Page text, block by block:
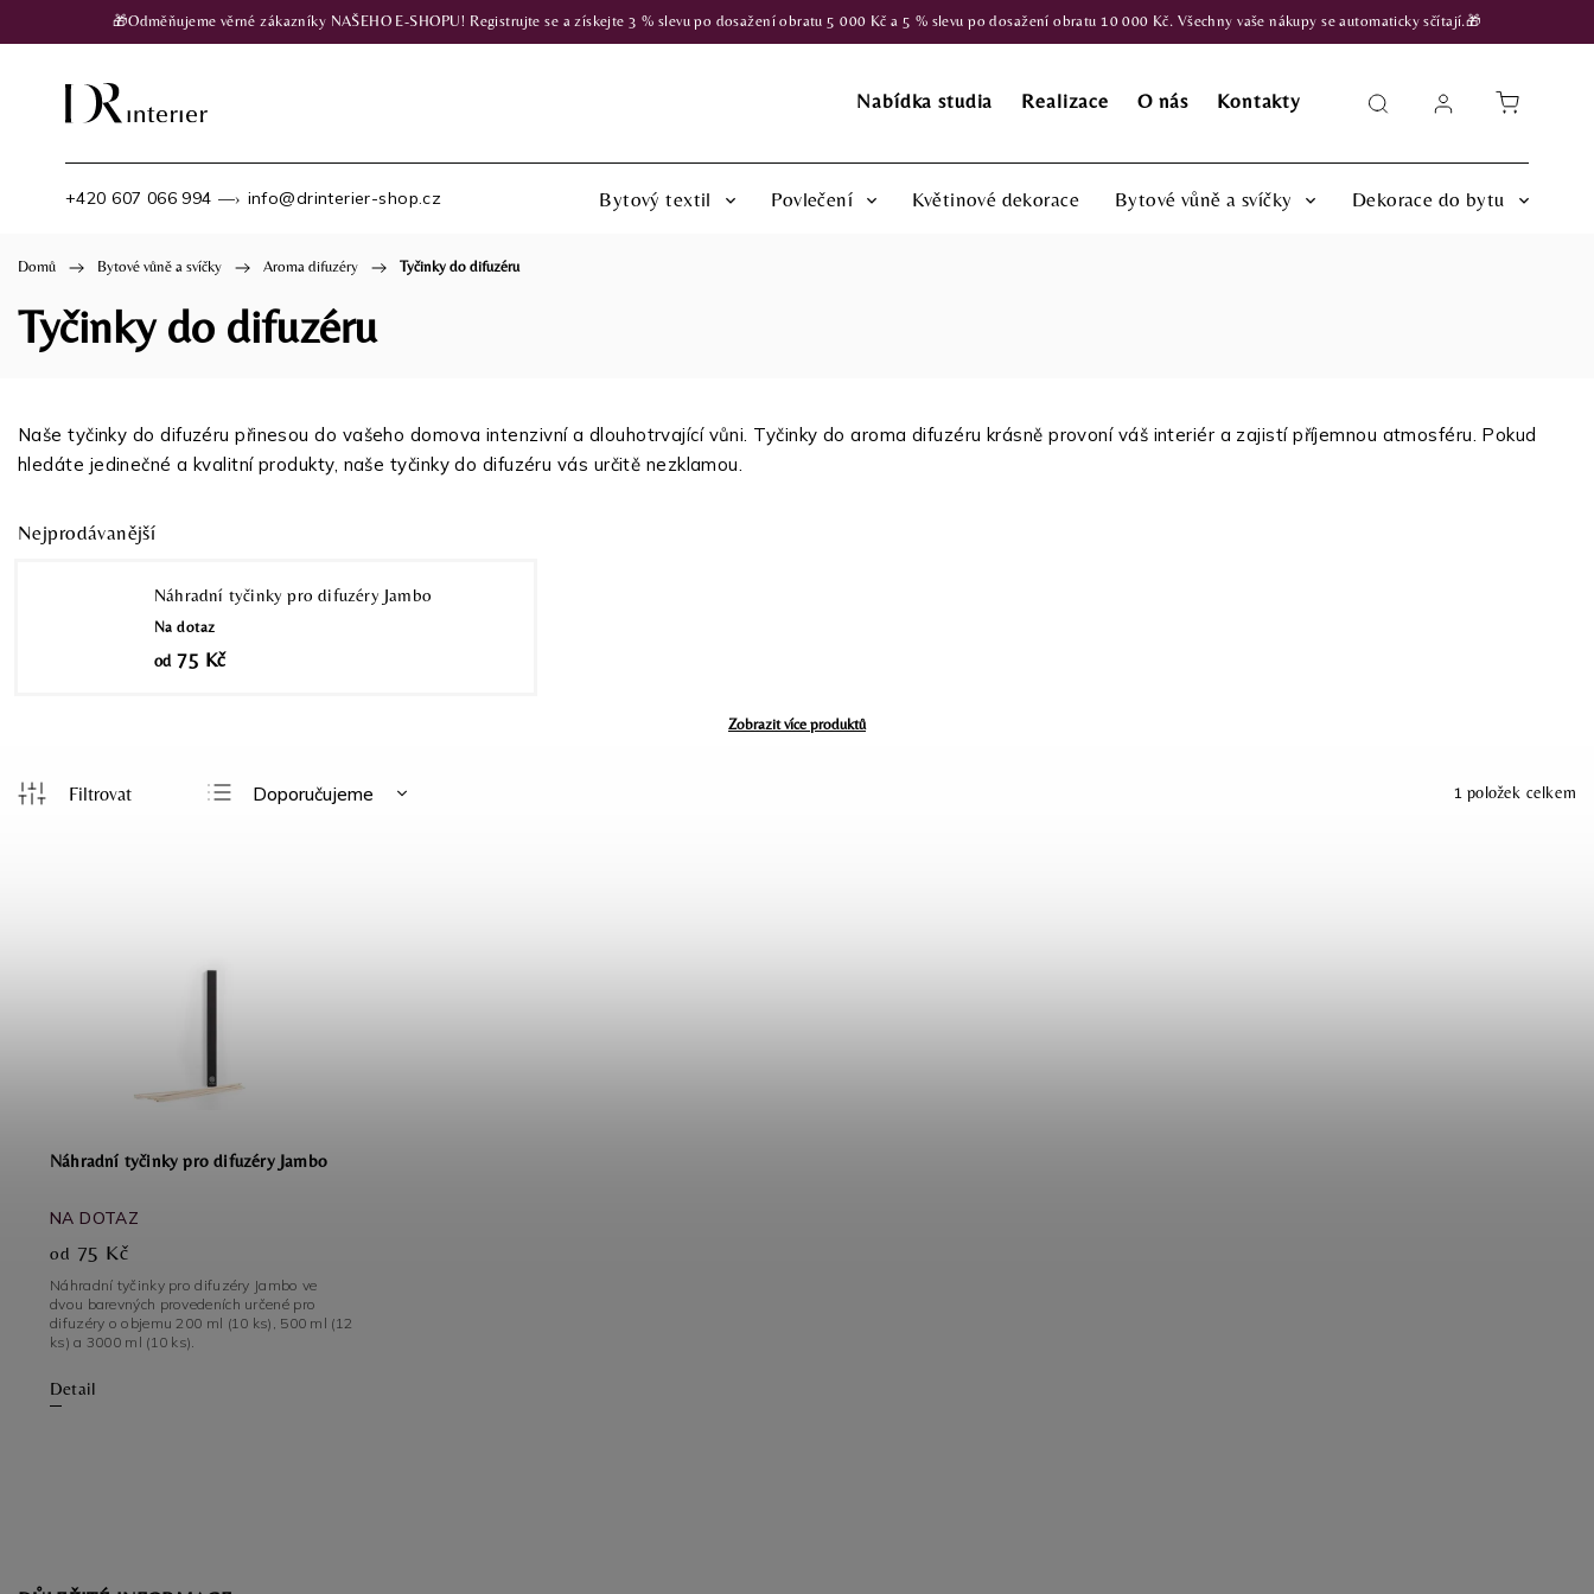
Nabídka studia Realizace O nás Kontakty
+420 607 066 994 —› info@drinterier-shop.cz Bytový textil Povlečení Květinové dekorace Bytové vůně a svíčky Dekorace do bytu
🎁Odměňujeme věrné zákazníky NAŠEHO E-SHOPU! Registrujte se a získejte 3 % slevu po dosažení obratu 5 000 Kč a 5 % slevu po dosažení obratu 10 000 Kč. Všechny vaše nákupy se automaticky sčítají.🎁
Domů / Bytové vůně a svíčky / Aroma difuzéry / Tyčinky do difuzéru
Tyčinky do difuzéru
Naše tyčinky do difuzéru přinesou do vašeho domova intenzivní a dlouhotrvající vůni. Tyčinky do aroma difuzéru krásně provoní váš interiér a zajistí příjemnou atmosféru. Pokud
hledáte jedinečné a kvalitní produkty, naše tyčinky do difuzéru vás určitě nezklamou.
Nejprodávanější
Náhradní tyčinky pro difuzéry Jambo
Na dotaz
od 75 Kč
Zobrazit více produktů
Doporučujeme
1 položek celkem
Náhradní tyčinky pro difuzéry Jambo
NA DOTAZ
od 75 Kč
Detail
Náhradní tyčinky pro difuzéry Jambo ve
dvou barevných provedeních určené pro
difuzéry o objemu 200 ml (10 ks), 500 ml (12
ks) a 3000 ml (10 ks).